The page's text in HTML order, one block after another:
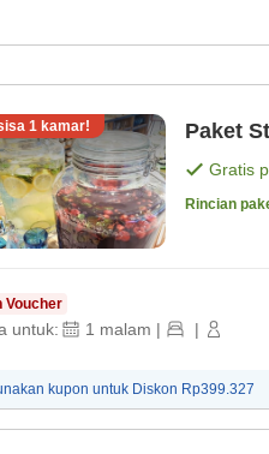
1 kamar! Paket
Gratis
Rincian
Voucher
untuk: 1 malam | |
kupon untuk Diskon Rp399.327